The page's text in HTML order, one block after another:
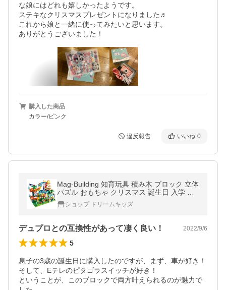
な娘にはどれも嬉しかったようです。
ステキなクリスマスプレゼントになりました♬
これから娘と一緒に使ってみたいと思います。
ありがとうございました！
購入した商品
カラー/ピンク
違反報告 いいね 0
Mag-Building 知育玩具 積み木 ブロック 立体
パズル おもちゃ クリスマス 誕生日 入学 入
園 プレゼント 出産祝い 女の子 男の子 子供
ショップ ドリームキッズ
デュプロとの互換性があって凄く良い！ 2022/9/6
5
息子の3歳の誕生日に購入したのですが、まず、車が好き！
そして、Eテレのピタゴラスイッチが好き！
ということが、このブロックで両方叶えられるのが魅力で